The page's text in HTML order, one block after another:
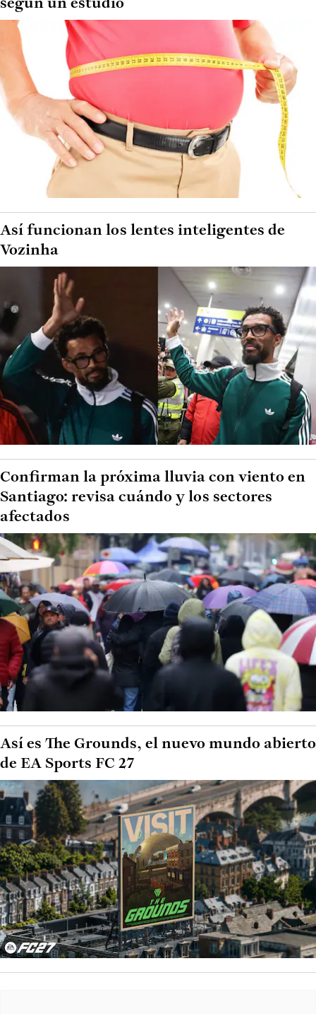
según un estudio
Así funcionan los lentes inteligentes de
Vozinha
Confirman la próxima lluvia con viento en
Santiago: revisa cuándo y los sectores
afectados
Así es The Grounds, el nuevo mundo abierto
de EA Sports FC 27